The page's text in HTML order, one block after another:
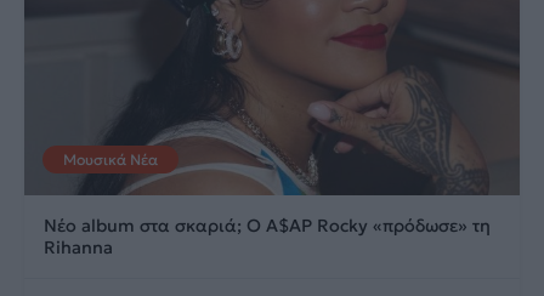
Μουσικά Νέα
Νέο album στα σκαριά; Ο A$AP Rocky «πρόδωσε» τη
Rihanna